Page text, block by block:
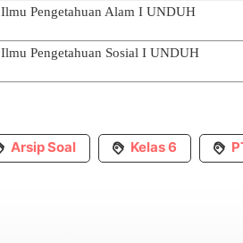
Ilmu Pengetahuan Alam I UNDUH
Ilmu Pengetahuan Sosial I UNDUH
Arsip Soal Kelas 6